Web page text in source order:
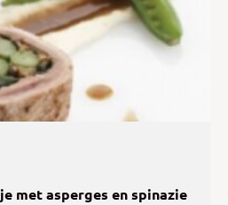
met asperges en spinazie